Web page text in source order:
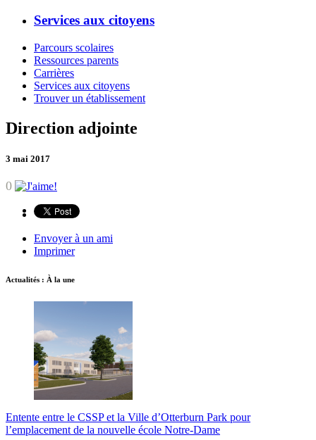
Services aux citoyens
Parcours scolaires
Ressources parents
Carrières
Services aux citoyens
Trouver un établissement
Direction adjointe
3 mai 2017
0
Envoyer à un ami
Imprimer
Actualités : À la une
Entente entre le CSSP et la Ville d’Otterburn Park pour
l’emplacement de la nouvelle école Notre-Dame